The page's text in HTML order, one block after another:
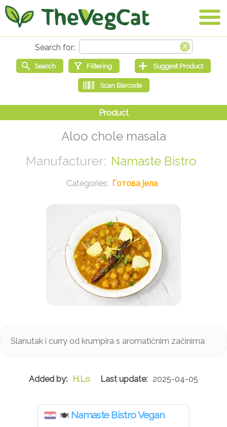
Aloo chole masala
Namaste Bistro
Готова јела
Slanutak i curry od krumpira s aromatičnim začinima
H.Lo 2025-04-05
🍽 Namaste Bistro Vegan